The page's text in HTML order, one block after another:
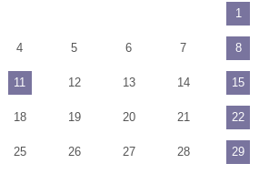
1
4 5 6 7 8
11 12 13 14 15
18 19 20 21 22
25 26 27 28 29